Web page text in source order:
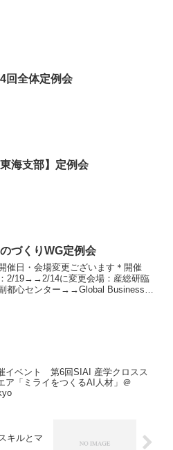
回全体定例会
東海支部】定例会
づくりWG定例会
催日・会場変更ございます＊開催
2/19→→2/14に変更会場：産総研臨
都心センター→→Global Business
イベント 第6回SIAI 産学クロスス
ア「ミライをつくるAI人材」＠
キルとマ